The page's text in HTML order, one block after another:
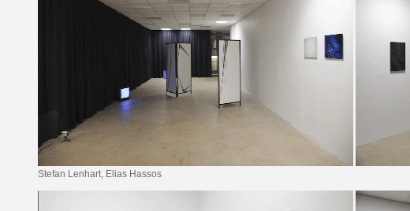
Stefan Lenhart, Elias Hassos